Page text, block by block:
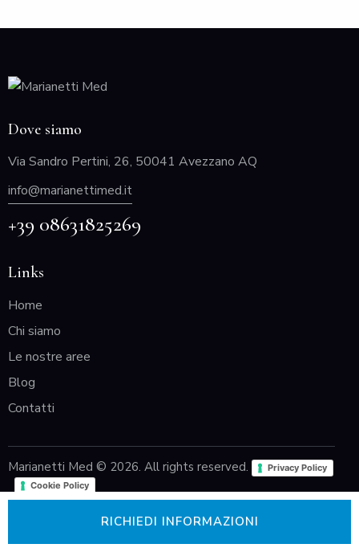
RICHIEDI INFORMAZIONI
Dove siamo
Via Sandro Pertini, 26, 50041 Avezzano AQ
info@marianettimed.it
+39 08631825269
Links
Home
Chi siamo
Le nostre aree
Blog
Contatti
Marianetti Med © 2026. All rights reserved.
Privacy Policy
Cookie Policy